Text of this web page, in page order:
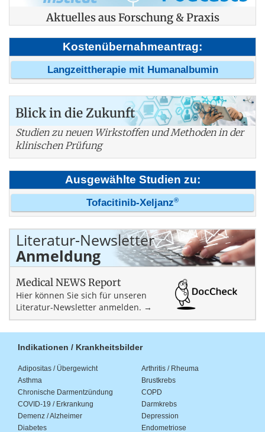
Aktuelles aus Forschung & Praxis
Kostenübernahmeantrag:
Langzeittherapie mit Humanalbumin
Blick in die Zukunft
Studien zu neuen Wirkstoffen und Methoden in der
klinischen Prüfung
Ausgewählte Studien zu:
Tofacitinib-Xeljanz®
Literatur-Newsletter
Anmeldung
Medical NEWS Report
Hier können Sie sich für unseren
Literatur-Newsletter anmelden. →
Indikationen / Krankheitsbilder
Adipositas / Übergewicht
Arthritis / Rheuma
Asthma
Brustkrebs
Chronische Darmentzündung
COPD
COVID-19 / Erkrankung
Darmkrebs
Demenz / Alzheimer
Depression
Diabetes
Endometriose